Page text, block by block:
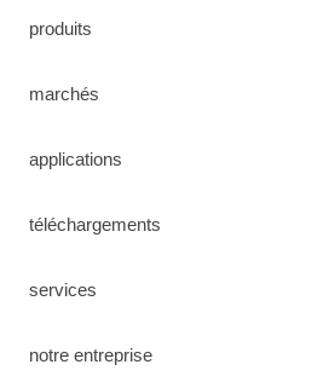
produits
marchés
applications
téléchargements
services
notre entreprise